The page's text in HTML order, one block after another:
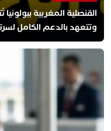
القنصلية المغربية
وتتعهد بالدعم الكامل